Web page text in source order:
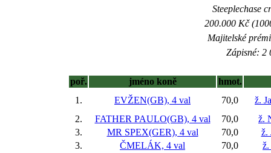
Steeplechase
200.000 Kč
Majitelské
Zápisné: 2
poř. jméno koně
hmot.
1.
EVŽEN(GB), 4 val 70,0
ž.
2.
FATHER PAULO(GB), 4 val 70,0
ž.
3.
MR SPEX(GER), 4 val 70,0
ž.
3.
ČMELÁK, 4 val 70,0
ž.